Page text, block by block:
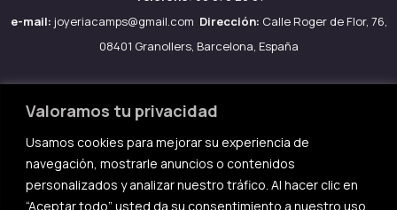
Valoramos tu privacidad
Usamos cookies para mejorar su experiencia de
navegación, mostrarle anuncios o contenidos
personalizados y analizar nuestro tráfico. Al hacer clic en
“Aceptar todo” usted da su consentimiento a nuestro uso
e-mail: joyeriacamps@gmail.com Dirección: Calle Roger de Flor, 76,
08401 Granollers, Barcelona, España
Aviso legal
Política de Cookies
Política de privacidad